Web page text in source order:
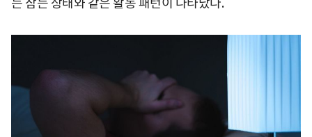
는 잠든 상태와 같은 활동 패턴이 나타났다.